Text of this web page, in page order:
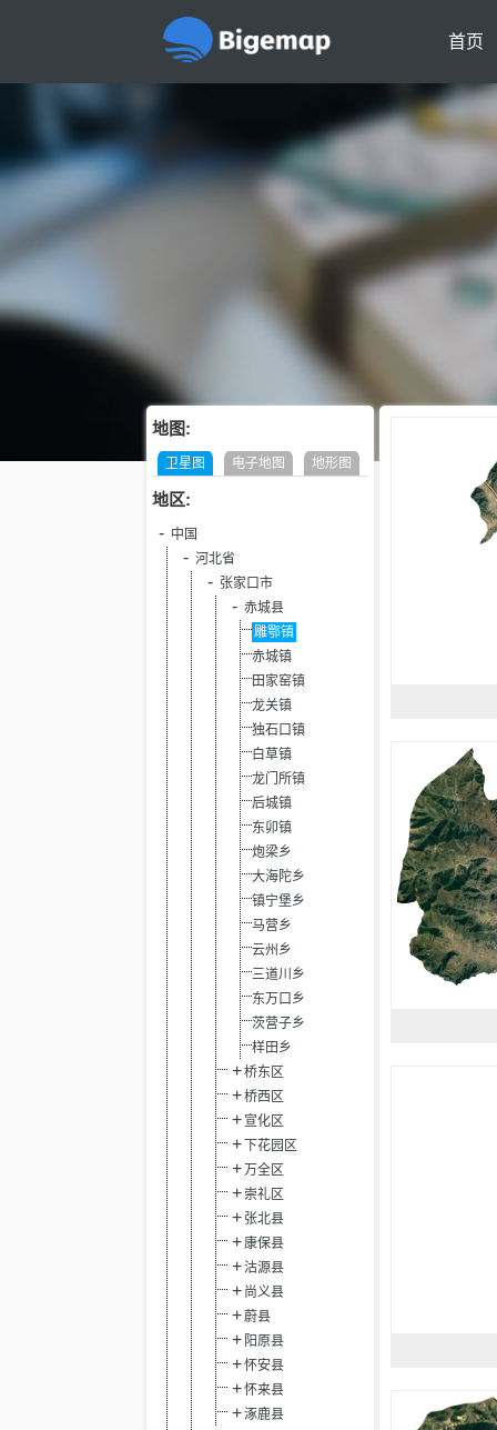
首页
地图:
卫星图 电子地图 地形图
地区:
中国
河北省
张家口市
赤城县
雕鄂镇
赤城镇
田家窑镇
龙关镇
独石口镇
白草镇
龙门所镇
后城镇
东卯镇
炮梁乡
大海陀乡
镇宁堡乡
马营乡
云州乡
三道川乡
东万口乡
茨营子乡
样田乡
桥东区
桥西区
宣化区
下花园区
万全区
崇礼区
张北县
康保县
沽源县
尚义县
蔚县
阳原县
怀安县
怀来县
涿鹿县